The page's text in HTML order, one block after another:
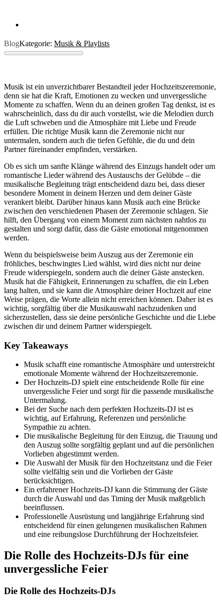
BlogKategorie: Musik & Playlists
Musik ist ein unverzichtbarer Bestandteil jeder Hochzeitszeremonie,
denn sie hat die Kraft, Emotionen zu wecken und unvergessliche
Momente zu schaffen. Wenn du an deinen großen Tag denkst, ist es
wahrscheinlich, dass du dir auch vorstellst, wie die Melodien durch
die Luft schweben und die Atmosphäre mit Liebe und Freude
erfüllen. Die richtige Musik kann die Zeremonie nicht nur
untermalen, sondern auch die tiefen Gefühle, die du und dein
Partner füreinander empfinden, verstärken.
Ob es sich um sanfte Klänge während des Einzugs handelt oder um
romantische Lieder während des Austauschs der Gelübde – die
musikalische Begleitung trägt entscheidend dazu bei, dass dieser
besondere Moment in deinem Herzen und dem deiner Gäste
verankert bleibt. Darüber hinaus kann Musik auch eine Brücke
zwischen den verschiedenen Phasen der Zeremonie schlagen. Sie
hilft, den Übergang von einem Moment zum nächsten nahtlos zu
gestalten und sorgt dafür, dass die Gäste emotional mitgenommen
werden.
Wenn du beispielsweise beim Auszug aus der Zeremonie ein
fröhliches, beschwingtes Lied wählst, wird dies nicht nur deine
Freude widerspiegeln, sondern auch die deiner Gäste anstecken.
Musik hat die Fähigkeit, Erinnerungen zu schaffen, die ein Leben
lang halten, und sie kann die Atmosphäre deiner Hochzeit auf eine
Weise prägen, die Worte allein nicht erreichen können. Daher ist es
wichtig, sorgfältig über die Musikauswahl nachzudenken und
sicherzustellen, dass sie deine persönliche Geschichte und die Liebe
zwischen dir und deinem Partner widerspiegelt.
Key Takeaways
Musik schafft eine romantische Atmosphäre und unterstreicht
emotionale Momente während der Hochzeitszeremonie.
Der Hochzeits-DJ spielt eine entscheidende Rolle für eine
unvergessliche Feier und sorgt für die passende musikalische
Untermalung.
Bei der Suche nach dem perfekten Hochzeits-DJ ist es
wichtig, auf Erfahrung, Referenzen und persönliche
Sympathie zu achten.
Die musikalische Begleitung für den Einzug, die Trauung und
den Auszug sollte sorgfältig geplant und auf die persönlichen
Vorlieben abgestimmt werden.
Die Auswahl der Musik für den Hochzeitstanz und die Feier
sollte vielfältig sein und die Vorlieben der Gäste
berücksichtigen.
Ein erfahrener Hochzeits-DJ kann die Stimmung der Gäste
durch die Auswahl und das Timing der Musik maßgeblich
beeinflussen.
Professionelle Ausrüstung und langjährige Erfahrung sind
entscheidend für einen gelungenen musikalischen Rahmen
und eine reibungslose Durchführung der Hochzeitsfeier.
Die Rolle des Hochzeits-DJs für eine
unvergessliche Feier
Die Rolle des Hochzeits-DJs